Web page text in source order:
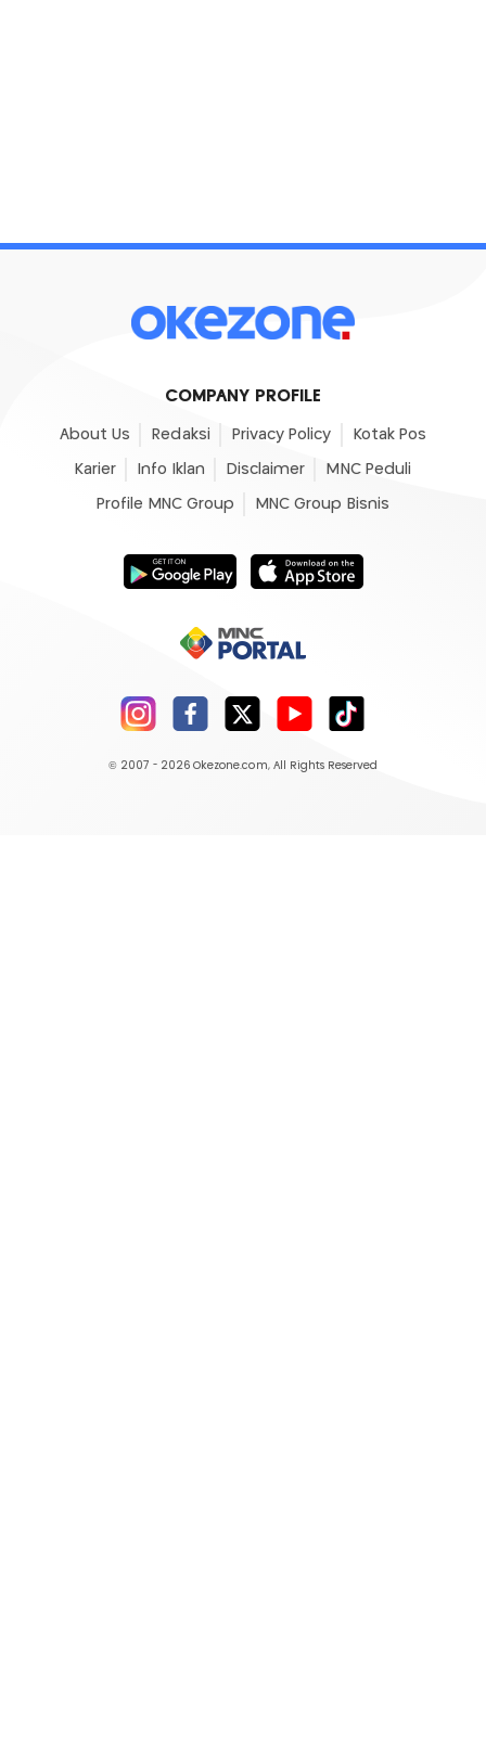
COMPANY PROFILE
About Us Redaksi Privacy Policy Kotak Pos
Karier Info Iklan Disclaimer MNC Peduli
Profile MNC Group MNC Group Bisnis
© 2007 - 2026 Okezone.com, All Rights Reserved